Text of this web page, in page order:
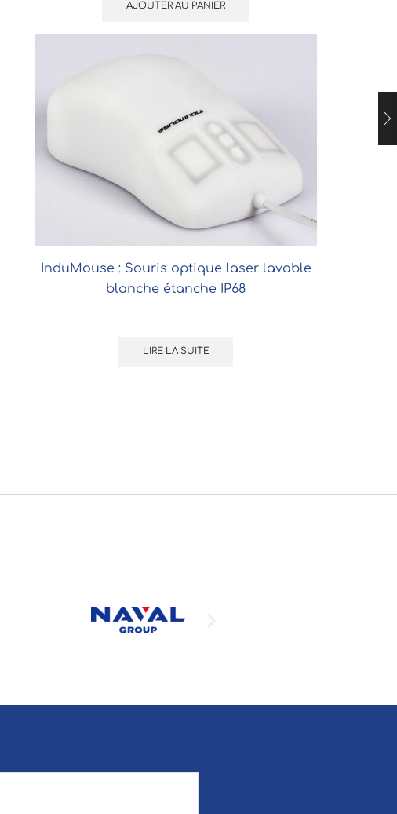
AJOUTER AU PANIER
InduMouse : Souris optique laser lavable
blanche étanche IP68
LIRE LA SUITE